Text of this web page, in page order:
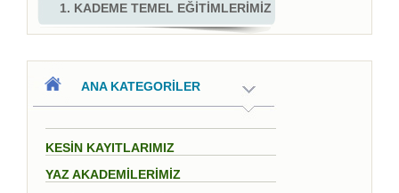
1. KADEME TEMEL EĞİTİMLERİMİZ
ANA KATEGORİLER
KESİN KAYITLARIMIZ
YAZ AKADEMİLERİMİZ